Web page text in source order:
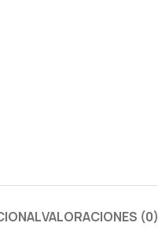
VALORACIONES (0)